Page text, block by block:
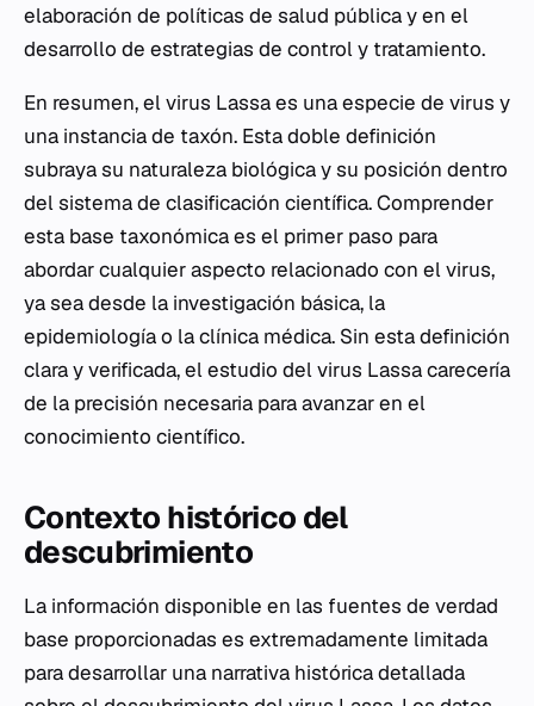
elaboración de políticas de salud pública y en el
desarrollo de estrategias de control y tratamiento.
En resumen, el virus Lassa es una especie de virus y
una instancia de taxón. Esta doble definición
subraya su naturaleza biológica y su posición dentro
del sistema de clasificación científica. Comprender
esta base taxonómica es el primer paso para
abordar cualquier aspecto relacionado con el virus,
ya sea desde la investigación básica, la
epidemiología o la clínica médica. Sin esta definición
clara y verificada, el estudio del virus Lassa carecería
de la precisión necesaria para avanzar en el
conocimiento científico.
Contexto histórico del
descubrimiento
La información disponible en las fuentes de verdad
base proporcionadas es extremadamente limitada
para desarrollar una narrativa histórica detallada